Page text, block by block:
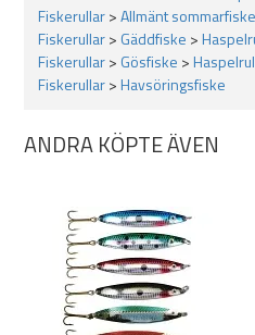
Fiskerullar>Allmänt sommarfiske
Fiskerullar> Gäddfiske >
Fiskerullar> Gösfiske >
Fiskerullar>Havsöringsfiske
ANDRA KÖPTE ÄVEN